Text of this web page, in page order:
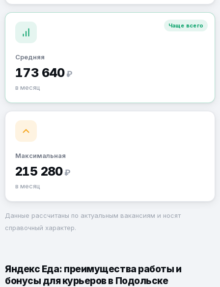
Чаще всего
Средняя
173 640 ₽
в месяц
Максимальная
215 280 ₽
в месяц
Данные рассчитаны по актуальным вакансиям и носят
справочный характер.
Яндекс Еда: преимущества работы и
бонусы для курьеров в Подольске